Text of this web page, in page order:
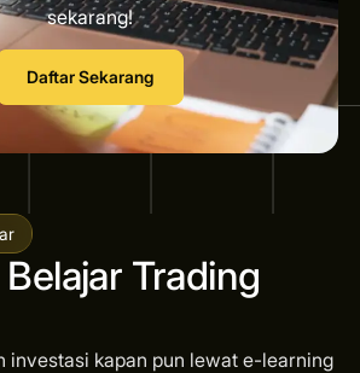
sekarang!
Daftar Sekarang
Trading
investasi kapan pun lewat e-learning